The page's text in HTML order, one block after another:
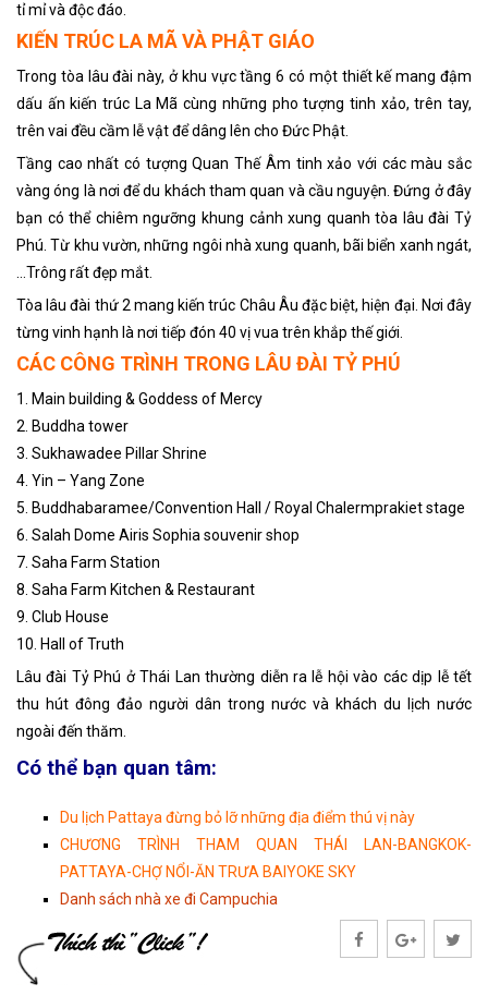
tỉ mỉ và độc đáo.
KIẾN TRÚC LA MÃ VÀ PHẬT GIÁO
Trong tòa lâu đài này, ở khu vực tầng 6 có một thiết kế mang đậm
dấu ấn kiến trúc La Mã cùng những pho tượng tinh xảo, trên tay,
trên vai đều cầm lễ vật để dâng lên cho Đức Phật.
Tầng cao nhất có tượng Quan Thế Âm tinh xảo với các màu sắc
vàng óng là nơi để du khách tham quan và cầu nguyện. Đứng ở đây
bạn có thể chiêm ngưỡng khung cảnh xung quanh tòa lâu đài Tỷ
Phú. Từ khu vườn, những ngôi nhà xung quanh, bãi biển xanh ngát,
…Trông rất đẹp mắt.
Tòa lâu đài thứ 2 mang kiến trúc Châu Âu đặc biệt, hiện đại. Nơi đây
từng vinh hạnh là nơi tiếp đón 40 vị vua trên khắp thế giới.
CÁC CÔNG TRÌNH TRONG LÂU ĐÀI TỶ PHÚ
1. Main building & Goddess of Mercy
2. Buddha tower
3. Sukhawadee Pillar Shrine
4. Yin – Yang Zone
5. Buddhabaramee/Convention Hall / Royal Chalermprakiet stage
6. Salah Dome Airis Sophia souvenir shop
7. Saha Farm Station
8. Saha Farm Kitchen & Restaurant
9. Club House
10. Hall of Truth
Lâu đài Tỷ Phú ở Thái Lan thường diễn ra lễ hội vào các dịp lễ tết
thu hút đông đảo người dân trong nước và khách du lịch nước
ngoài đến thăm.
Có thể bạn quan tâm:
Du lịch Pattaya đừng bỏ lỡ những địa điểm thú vị này
CHƯƠNG TRÌNH THAM QUAN THÁI LAN-BANGKOK-
PATTAYA-CHỢ NỔI-ĂN TRƯA BAIYOKE SKY
Danh sách nhà xe đi Campuchia